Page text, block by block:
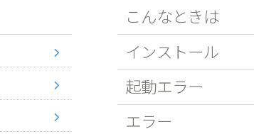
こんなときは
インストール
起動エラー
エラー